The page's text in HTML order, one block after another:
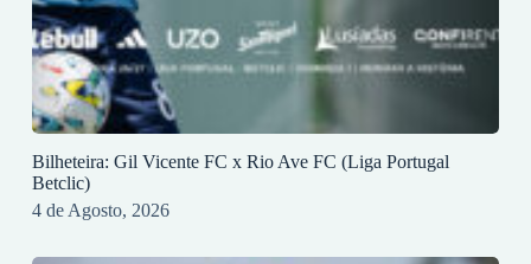
Bilheteira: Gil Vicente FC x Rio Ave FC (Liga Portugal
Betclic)
4 de Agosto, 2026